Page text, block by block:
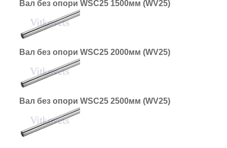
Вал без опори WSC25 1500мм (WV25)
Вал без опори WSC25 2000мм (WV25)
Вал без опори WSC25 2500мм (WV25)